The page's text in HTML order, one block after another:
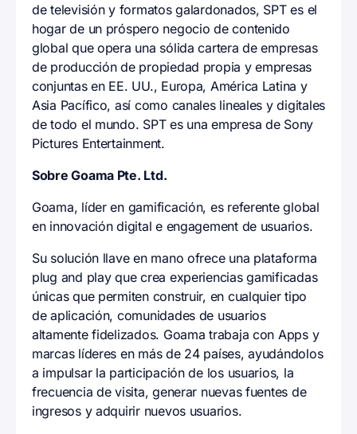
de televisión y formatos galardonados, SPT es el
hogar de un próspero negocio de contenido
global que opera una sólida cartera de empresas
de producción de propiedad propia y empresas
conjuntas en EE. UU., Europa, América Latina y
Asia Pacífico, así como canales lineales y digitales
de todo el mundo. SPT es una empresa de Sony
Pictures Entertainment.
Sobre Goama Pte. Ltd.
Goama, líder en gamificación, es referente global
en innovación digital e engagement de usuarios.
Su solución llave en mano ofrece una plataforma
plug and play que crea experiencias gamificadas
únicas que permiten construir, en cualquier tipo
de aplicación, comunidades de usuarios
altamente fidelizados. Goama trabaja con Apps y
marcas líderes en más de 24 países, ayudándolos
a impulsar la participación de los usuarios, la
frecuencia de visita, generar nuevas fuentes de
ingresos y adquirir nuevos usuarios.